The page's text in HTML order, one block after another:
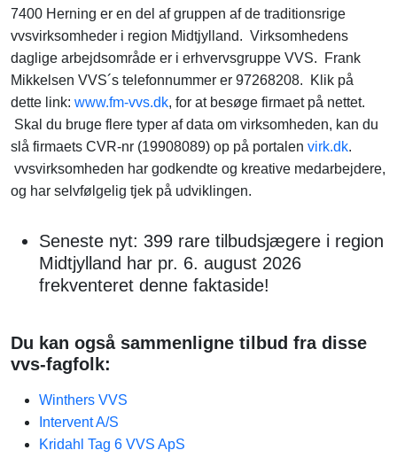
7400 Herning er en del af gruppen af de traditionsrige
vvsvirksomheder i region Midtjylland. Virksomhedens
daglige arbejdsområde er i erhvervsgruppe VVS. Frank
Mikkelsen VVS´s telefonnummer er 97268208. Klik på
dette link: www.fm-vvs.dk, for at besøge firmaet på nettet.
Skal du bruge flere typer af data om virksomheden, kan du
slå firmaets CVR-nr (19908089) op på portalen virk.dk.
vvsvirksomheden har godkendte og kreative medarbejdere,
og har selvfølgelig tjek på udviklingen.
Seneste nyt: 399 rare tilbudsjægere i region
Midtjylland har pr. 6. august 2026
frekventeret denne faktaside!
Du kan også sammenligne tilbud fra disse
vvs-fagfolk:
Winthers VVS
Intervent A/S
Kridahl Tag 6 VVS ApS